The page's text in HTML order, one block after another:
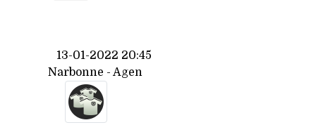
13-01-2022 20:45
Narbonne - Agen